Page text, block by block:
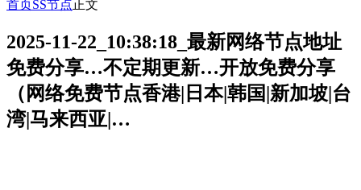
首页SS节点正文
2025-11-22_10:38:18_最新网络节点地址
免费分享…不定期更新…开放免费分享
（网络免费节点香港|日本|韩国|新加坡|台
湾|马来西亚|…